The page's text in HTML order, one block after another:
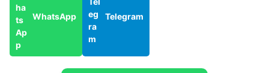
WhatsApp Telegram